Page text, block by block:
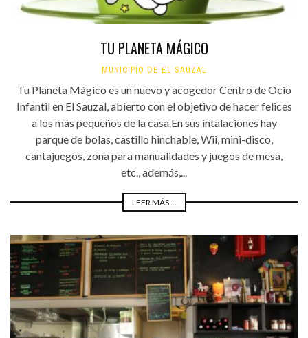
TU PLANETA MÁGICO
MUNICIPIO DE EL SAUZAL
Tu Planeta Mágico es un nuevo y acogedor Centro de Ocio
Infantil en El Sauzal, abierto con el objetivo de hacer felices
a los más pequeños de la casa.En sus intalaciones hay
parque de bolas, castillo hinchable, Wii, mini-disco,
cantajuegos, zona para manualidades y juegos de mesa,
etc., además,...
LEER MÁS ...